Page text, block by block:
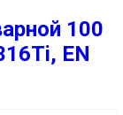
100
EN